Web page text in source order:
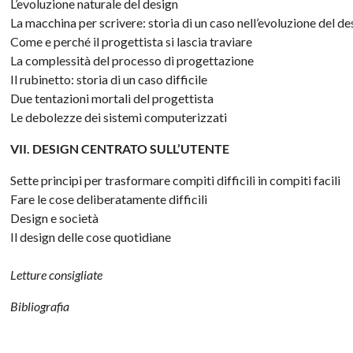
L’evoluzione naturale del design
La macchina per scrivere: storia di un caso nell’evoluzione del
Come e perché il progettista si lascia traviare
La complessità del processo di progettazione
Il rubinetto: storia di un caso difficile
Due tentazioni mortali del progettista
Le debolezze dei sistemi computerizzati
VII. DESIGN CENTRATO SULL’UTENTE
Sette principi per trasformare compiti difficili in compiti facili
Fare le cose deliberatamente difficili
Design e società
Il design delle cose quotidiane
Letture consigliate
Bibliografia